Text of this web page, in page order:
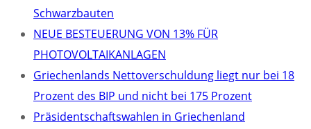
Schwarzbauten
NEUE BESTEUERUNG VON 13% FÜR
PHOTOVOLTAIKANLAGEN
Griechenlands Nettoverschuldung liegt nur bei 18
Prozent des BIP und nicht bei 175 Prozent
Präsidentschaftswahlen in Griechenland